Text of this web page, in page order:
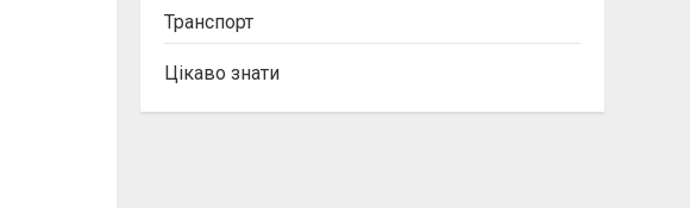
Транспорт
Цікаво знати